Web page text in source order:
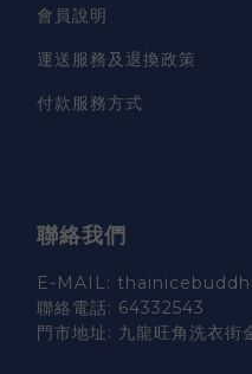
會員說明
運送服務及退換政策
付款服務方式
聯絡我們
E-MAIL:
聯絡電話: 64332543
門市地址: 九龍旺角洗衣街